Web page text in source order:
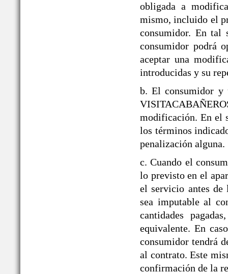
obligada a
mismo, incluido el
consumidor. En tal
consumidor podrá
aceptar una
introducidas y su
b. El consumidor y
modificación. En el
los términos
penalización alguna.
c. Cuando el
lo previsto en el
el servicio antes de
sea imputable al
cantidades
equivalente. En
consumidor tendrá
al contrato. Este
confirmación de la